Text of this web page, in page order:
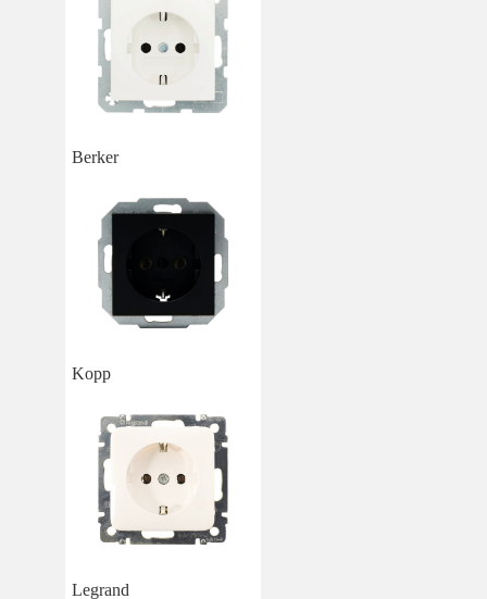
Berker
Kopp
Legrand